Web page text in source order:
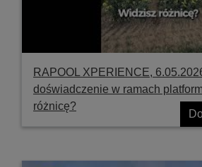
RAPOOL XPERIENCE,
doświadczenie w ramach
różnicę?